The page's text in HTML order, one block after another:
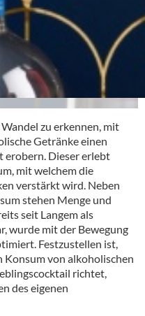
zu erkennen, mit
Getränke einen
Dieser erlebt
mit welchem die
verstärkt wird. Neben
stehen Menge und
seit Langem als
wurde mit der Bewegung
Festzustellen ist,
Konsum von alkoholischen
richtet,
des eigenen